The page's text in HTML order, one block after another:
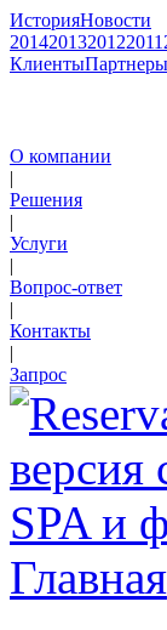
ИсторияНовости
2014201320122011
КлиентыПартнеры
О компании
|
Решения
|
Услуги
|
Вопрос-ответ
|
Контакты
|
Запрос
Главная